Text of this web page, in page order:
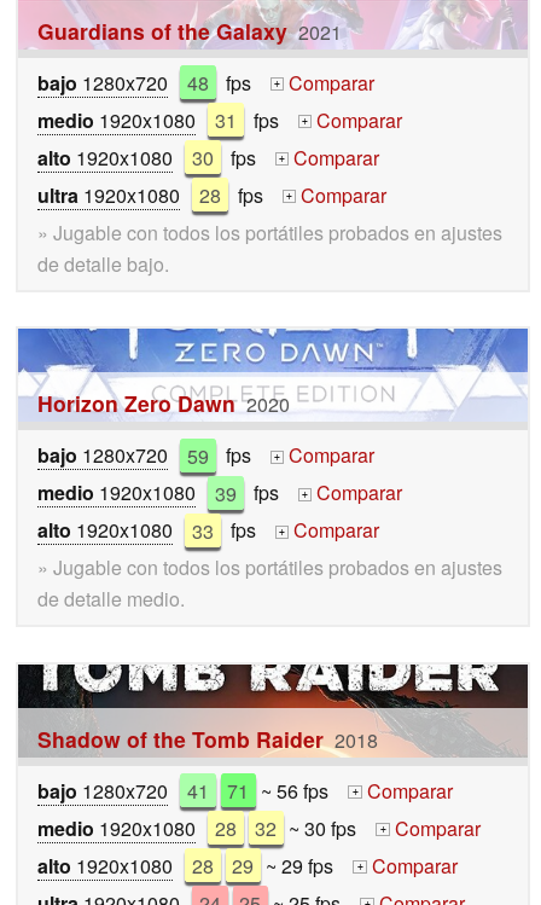
Guardians of the Galaxy 2021
bajo 1280x720 48 fps +
Comparar
medio 1920x1080 31 fps +
Comparar
alto 1920x1080 30 fps +
Comparar
ultra 1920x1080 28 fps +
Comparar
» Jugable con todos los portátiles probados en ajustes
de detalle bajo.
Horizon Zero Dawn 2020
bajo 1280x720 59 fps +
Comparar
medio 1920x1080 39 fps +
Comparar
alto 1920x1080 33 fps +
Comparar
» Jugable con todos los portátiles probados en ajustes
de detalle medio.
Shadow of the Tomb Raider 2018
bajo 1280x720 41 71 ~ 56 fps + Comparar
medio 1920x1080 28 32 ~ 30 fps + Comparar
alto 1920x1080 28 29 ~ 29 fps + Comparar